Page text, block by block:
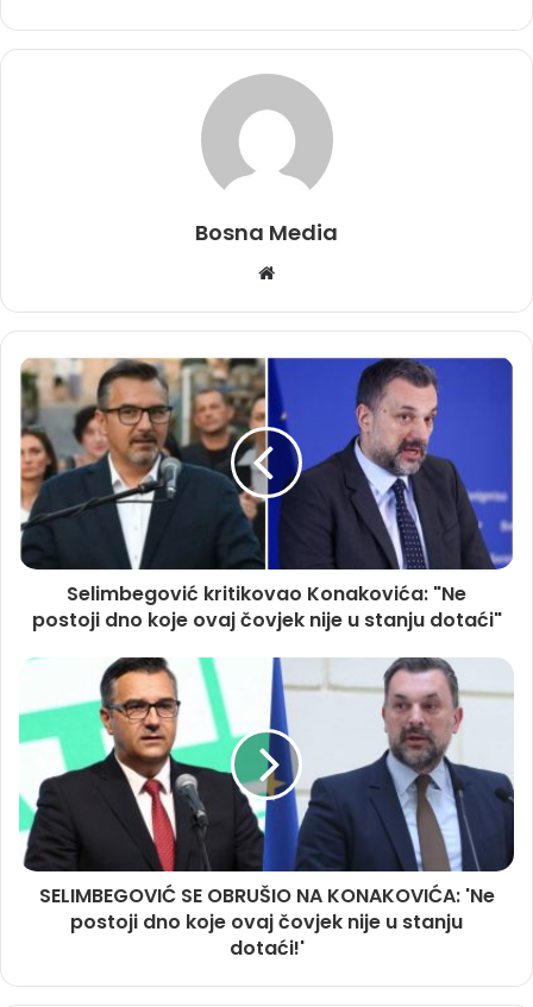
Bosna Media
Website
Selimbegović kritikovao Konakovića: "Ne
postoji dno koje ovaj čovjek nije u stanju dotaći"
SELIMBEGOVIĆ SE OBRUŠIO NA KONAKOVIĆA: 'Ne
postoji dno koje ovaj čovjek nije u stanju
dotaći!'